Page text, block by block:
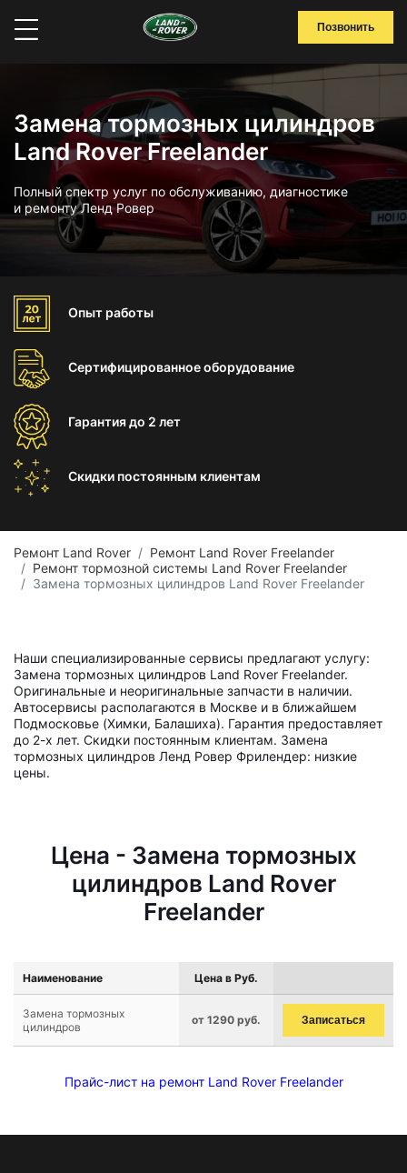
Позвонить
Замена тормозных цилиндров
Land Rover Freelander
Полный спектр услуг по обслуживанию, диагностике
и ремонту Ленд Ровер
Опыт работы
Сертифицированноеоборудование
Гарантиядо 2 лет
Скидки постоянным клиентам
Ремонт Land Rover
Ремонт Land Rover Freelander
Ремонт тормозной системы Land Rover Freelander
Замена тормозных цилиндров Land Rover Freelander
Наши специализированные сервисы предлагают услугу:
Замена тормозных цилиндров Land Rover Freelander.
Оригинальные и неоригинальные запчасти в наличии.
Автосервисы располагаются в Москве и в ближайшем
Подмосковье (Химки, Балашиха). Гарантия предоставляет
до 2-х лет. Скидки постоянным клиентам. Замена
тормозных цилиндров Ленд Ровер Фрилендер: низкие
цены.
Цена - Замена тормозных
цилиндров Land Rover
Freelander
Наименование Цена в Руб.
Замена тормозных
цилиндров
от 1290 руб. Записаться
Прайс-лист на ремонт Land Rover Freelander